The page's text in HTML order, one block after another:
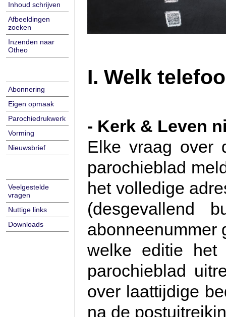
Inhoud schrijven
Afbeeldingen
zoeken
Inzenden naar
Otheo
Abonnering
Eigen opmaak
Parochiedrukwerk
Vorming
Nieuwsbrief
Veelgestelde
vragen
Nuttige links
Downloads
I. Welk
- Kerk & Leven
Elke vraag over
parochieblad
het volledige
(desgevallend
abonneenummer
welke editie
parochieblad
over laattijdige
na de